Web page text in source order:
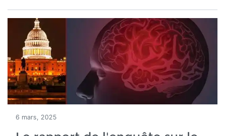
6 mars, 2025